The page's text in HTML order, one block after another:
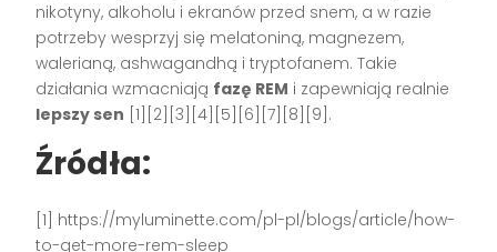
nikotyny, alkoholu i ekranów przed snem, a w razie
potrzeby wesprzyj się melatoniną, magnezem,
walerianą, ashwagandhą i tryptofanem. Takie
działania wzmacniają fazę REM i zapewniają realnie
lepszy sen [1][2][3][4][5][6][7][8][9].
Źródła:
[1] https://myluminette.com/pl-pl/blogs/article/how-
to-get-more-rem-sleep